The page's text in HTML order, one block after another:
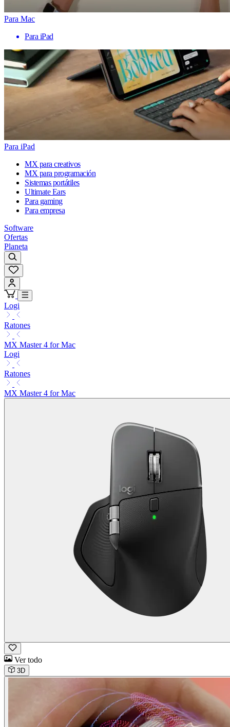
Para Mac
Para iPad
Para iPad
MX para creativos
MX para programación
Sistemas portátiles
Ultimate Ears
Para gaming
Para empresa
Software
Ofertas
Planeta
Logi
Ratones
MX Master 4 for Mac
Logi
Ratones
MX Master 4 for Mac
Ver todo
3D